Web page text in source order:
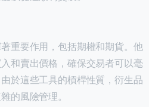
重要作用，包括期權和期貨。他
和賣出價格，確保交易者可以毫
於這些工具的槓桿性質，衍生品
的風險管理。